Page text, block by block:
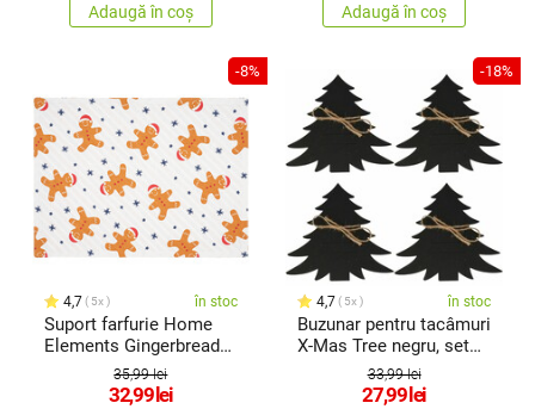
Adaugă în coș Adaugă în coș
-8%
4,7 5x în stoc
Suport farfurie Home
Elements Gingerbread
alb, 33 x 45 cm
35,99 lei
32,99 lei
-18%
4,7 5x în stoc
Buzunar pentru tacâmuri
X-Mas Tree negru, set
de 4bucăți33,99 lei
27,99 lei